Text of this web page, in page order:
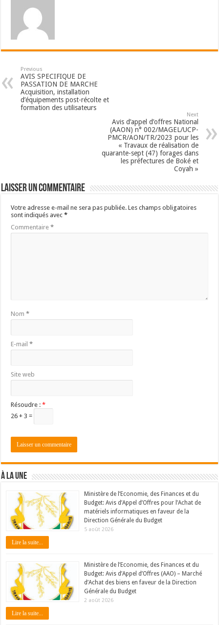
Previous
AVIS SPECIFIQUE DE
PASSATION DE MARCHE
Acquisition, installation
d’équipements post-récolte et
formation des utilisateurs
Next
Avis d’appel d’offres National
(AAON) n° 002/MAGEL/UCP-
PMCR/AON/TR/2023 pour les
« Travaux de réalisation de
quarante-sept (47) forages dans
les préfectures de Boké et
Coyah »
Laisser un commentaire
Votre adresse e-mail ne sera pas publiée. Les champs obligatoires
sont indiqués avec*
Commentaire*
Nom*
E-mail*
Site web
Résoudre :*
26 + 3 =
À LA UNE
Ministère de l’Economie, des Finances et du
Budget: Avis d’Appel d’Offres pour l’Achat de
matériels informatiques en faveur de la
Direction Générale du Budget
5 août 2026
Lire la suite...
Ministère de l’Economie, des Finances et du
Budget: Avis d’Appel d’Offres (AAO) – Marché
d’Achat des biens en faveur de la Direction
Générale du Budget
2 août 2026
Lire la suite...